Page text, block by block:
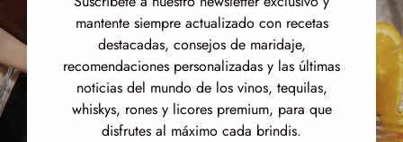
mantente siempre actualizado con recetas
destacadas, consejos de maridaje,
recomendaciones personalizadas y las últimas
noticias del mundo de los vinos, tequilas,
whiskys, rones y licores premium, para que
disfrutes al máximo cada brindis.